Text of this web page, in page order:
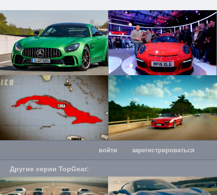
войти зарегистрироваться
Другие серии TopGear: